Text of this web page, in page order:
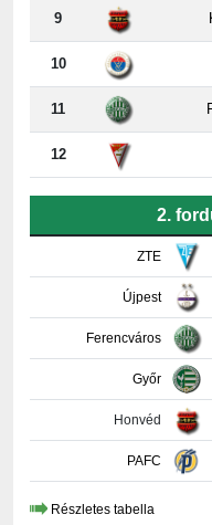
10
11
12
ZTE
Újpest
Ferencváros
Győr
Honvéd
PAFC
Részletes tabella